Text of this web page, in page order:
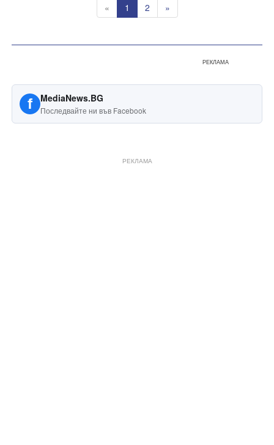
« 1 2 »
РЕКЛАМА
f MediaNews.BG
Последвайте ни във Facebook
РЕКЛАМА